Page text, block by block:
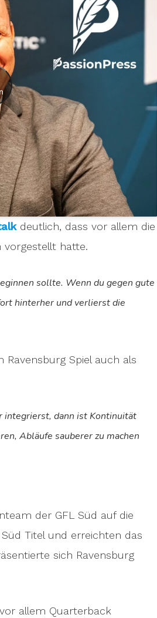
deutlich, dass vor allem die
vorgestellt hatte.
sollte. Wenn du gegen gute
hinterher und verlierst die
Spiel auch als
integrierst, dann ist Kontinuität
Abläufe sauberer zu machen
der GFL Süd auf die
Titel und erreichten das
sich Ravensburg
allem Quarterback